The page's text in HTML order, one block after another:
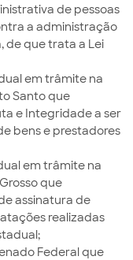
de pessoas
a administração
de que trata a Lei
em trâmite na
Santo que
e Integridade a ser
bens e prestadores
em trâmite na
que
assinatura de
realizadas
Federal que